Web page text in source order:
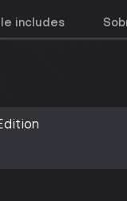
includes